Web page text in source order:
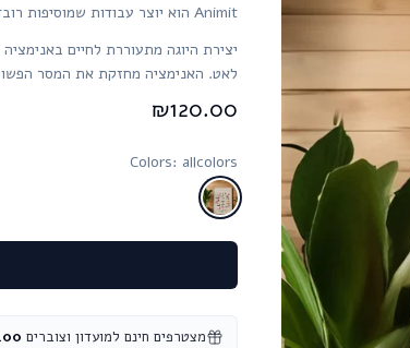
Animit הוא יוצר עבודות שמוסיפות רובד חי ומרגש למרחב היומיומי.
יצירת היוגה מתעוררת לחיים
לאט. האנימציה מחזקת את המסר
₪120.00
Colors: allcolors
מצטרפים חינם למועדון וצוברים